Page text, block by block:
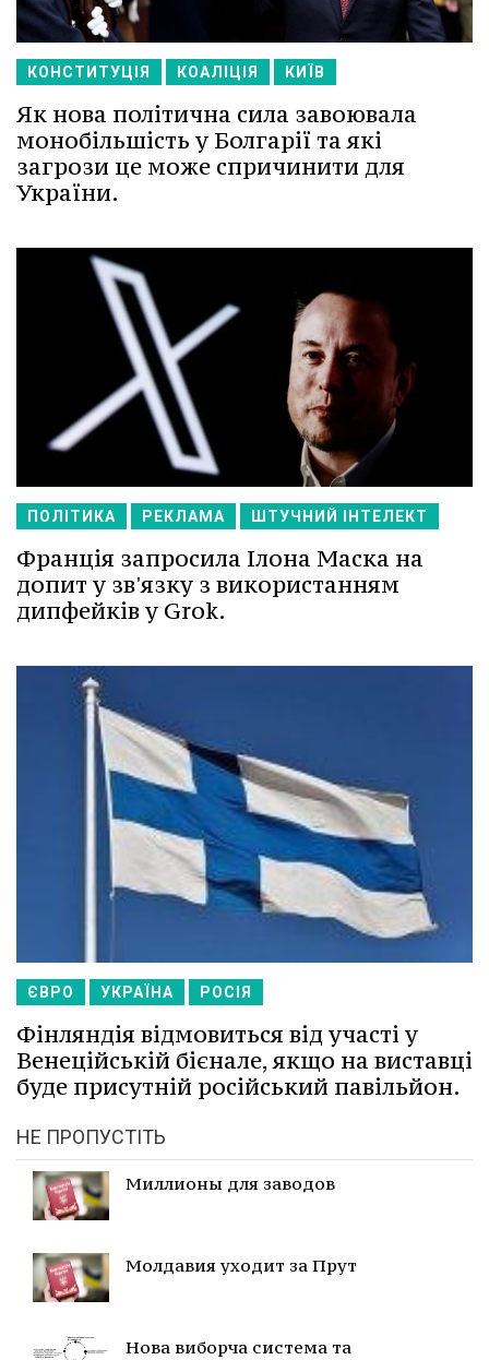
КОНСТИТУЦІЯ КОАЛІЦІЯ КИЇВ
Як нова політична сила завоювала
монобільшість у Болгарії та які
загрози це може спричинити для
України.
ПОЛІТИКА РЕКЛАМА ШТУЧНИЙ ІНТЕЛЕКТ
Франція запросила Ілона Маска на
допит у зв'язку з використанням
дипфейків у Grok.
ЄВРО УКРАЇНА РОСІЯ
Фінляндія відмовиться від участі у
Венеційській бієнале, якщо на виставці
буде присутній російський павільйон.
НЕ ПРОПУСТІТЬ
Миллионы для заводов
Молдавия уходит за Прут
Нова виборча система та